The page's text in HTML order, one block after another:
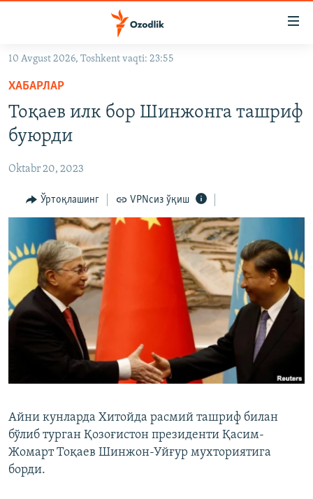
Асосий
навигацияга
ўтинг
Қидиришга
OZODARXIV
На русском
ИЖТИМОИЙ ТАРМОҚЛАР
Озодлик бошқа тилларда
10 Avgust 2026, Toshkent vaqti: 23:55
ХАБАРЛАР
Тоқаев илк бор Шинжонга ташриф
буюрди
Oktabr 20, 2023
Ўртоқлашинг VPNсиз ўқиш
Айни кунларда Хитойда расмий ташриф билан
бўлиб турган Қозоғистон президенти Қасим-
Жомарт Тоқаев Шинжон-Уйғур мухториятига
борди.